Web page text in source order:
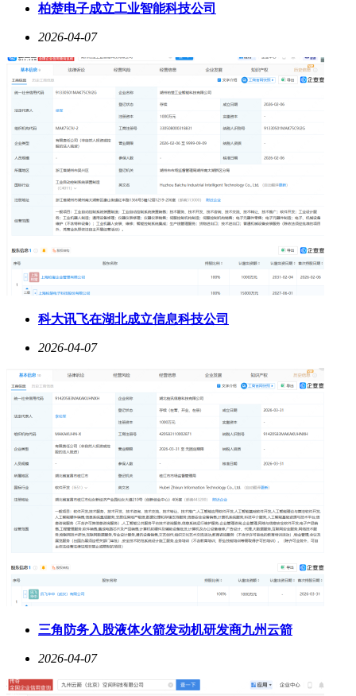
柏楚电子成立工业智能科技公司
2026-04-07
科大讯飞在湖北成立信息科技公司
2026-04-07
三角防务入股液体火箭发动机研发商九州云箭
2026-04-07